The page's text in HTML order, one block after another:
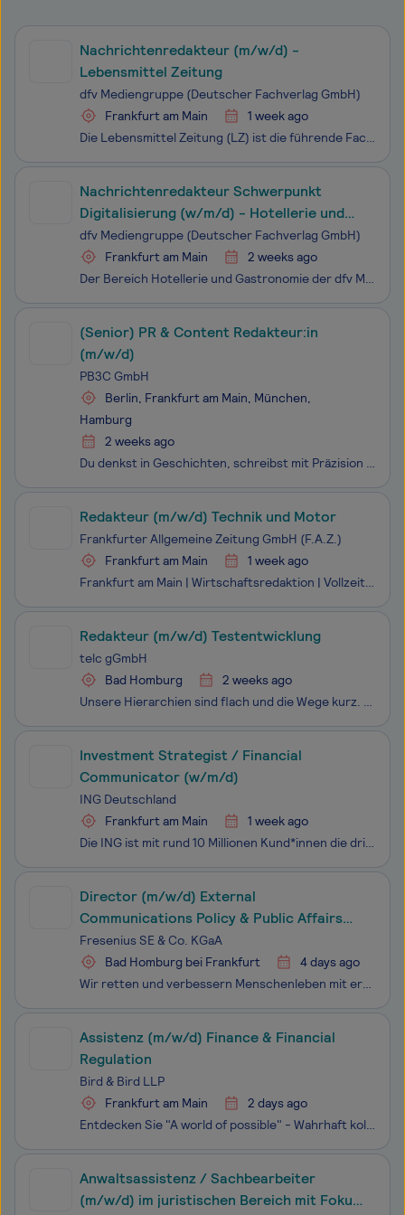
Nachrichtenredakteur (m/w/d) -
Lebensmittel Zeitung
dfv Mediengruppe (Deutscher Fachverlag GmbH)
Frankfurt am Main
1 week ago
Die Lebensmittel Zeitung (LZ) ist die führende Fach- und Wirtschaftszeitung der Konsumgüterbranche in Deutschland. Wer aktuelle Nachrichten, Analysen und Hintergrundberichte zu Unternehmensstrategien, Sortiments- und Vertriebskonzepten deutscher und internationaler Händler und Konsumgüterhersteller
Nachrichtenredakteur Schwerpunkt
Digitalisierung (w/m/d) - Hotellerie und
Gastronomie
dfv Mediengruppe (Deutscher Fachverlag GmbH)
Frankfurt am Main
2 weeks ago
Der Bereich Hotellerie und Gastronomie der dfv Mediengruppe vereint die Medienmarken ahgz (Allgemeine Hotel- und Gastronomie-Zeitung), foodservice und gv-praxis. Mit diesem breitaufgestellten Portfolio bieten wir ein umfassendes Informationsangebot für die Entscheider in den Zielmärkten Hotellerie,
(Senior) PR & Content Redakteur:in
(m/w/d)
PB3C GmbH
Berlin, Frankfurt am Main, München,
Hamburg
2 weeks ago
Du denkst in Geschichten, schreibst mit Präzision und verstehst Kommunikation als strategisches Instrument?Dann bist du bei uns genau richtig.Wir sind eine PR- und Kommunikationsagentur mit Fokus auf Zukunftsthemen. Für unsere Kunden aus den Bereichen Immobilien, Infrastruktur und Finanzen, ESG, Tec
Redakteur (m/w/d) Technik und Motor
Frankfurter Allgemeine Zeitung GmbH (F.A.Z.)
Frankfurt am Main
1 week ago
Frankfurt am Main | Wirtschaftsredaktion | Vollzeit | ab 1. Oktober 2026 Redakteur (m/w/d) Technik und Motor Die Frankfurter Allgemeine Zeitung ist weit über die Landesgrenzen hinaus für ihren ausgezeichneten Journalismus bekannt. Wir stehen mit unseren Mitarbeiterinnen und Mitarbeitern aktiv für di
Redakteur (m/w/d) Testentwicklung
telc gGmbH
Bad Homburg
2 weeks ago
Unsere Hierarchien sind flach und die Wege kurz. Wir identifizieren uns mit dem Konzept des lebenslangen Lernens und bieten Ihnen ein freundliches, professionelles Arbeitsumfeld in einem expandierenden Bildungsunternehmen. 30 Tage Jahresurlaub und regelmäßige bezahlte Weiterbildung sind für uns selb
Investment Strategist / Financial
Communicator (w/m/d)
ING Deutschland
Frankfurt am Main
1 week ago
Die ING ist mit rund 10 Millionen Kund*innen die drittgrößte Privatkundenbank in Deutschland. Wer bei der ING arbeitet, macht nicht einfach einen Job. Arbeiten bei uns ist die Chance, etwas zu verändern. Wie das geht? Indem wir als globale Bank das Leben von Millionen Menschen berühren und dana
Director (m/w/d) External
Communications Policy & Public Affairs
(Pressesprecher/in)
Fresenius SE & Co. KGaA
Bad Homburg bei Frankfurt
4 days ago
Wir retten und verbessern Menschenleben mit erschwinglichen, zugänglichen und innovativen Gesundheitsprodukten und höchster Qualität in der klinischen Versorgung.Das Unternehmen besteht aus den operativen Unternehmensbereichen Fresenius Kabi und Fresenius Helios. Fresenius Helios ist mit 140 Kranken
Assistenz (m/w/d) Finance & Financial
Regulation
Bird & Bird LLP
Frankfurt am Main
2 days ago
Entdecken Sie "A world of possible" - Wahrhaft kollegial, super neugierig, rundum respektvoll – bei Bird & Bird zu arbeiten, bedeutet immer wieder neue Möglichkeiten zu entdecken. Wir sind stolz auf unsere unterstützende Arbeitsumgebung, in der jede und jeder Mitarbeitende als Expert:in und Mens
Anwaltsassistenz / Sachbearbeiter
(m/w/d) im juristischen Bereich mit Fokus